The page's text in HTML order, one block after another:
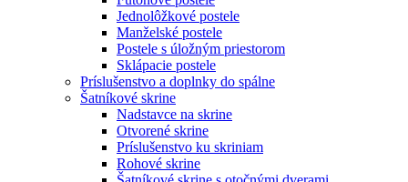
Jednolôžkové postele
Manželské postele
Postele s úložným priestorom
Sklápacie postele
Príslušenstvo a doplnky do spálne
Šatníkové skrine
Nadstavce na skrine
Otvorené skrine
Príslušenstvo ku skriniam
Rohové skrine